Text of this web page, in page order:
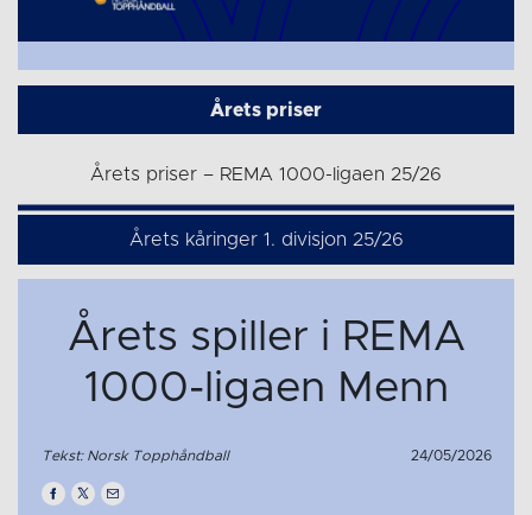
Årets priser
Årets priser – REMA 1000-ligaen 25/26
Årets kåringer 1. divisjon 25/26
Årets spiller i REMA
1000-ligaen Menn
Tekst: Norsk Topphåndball 24/05/2026